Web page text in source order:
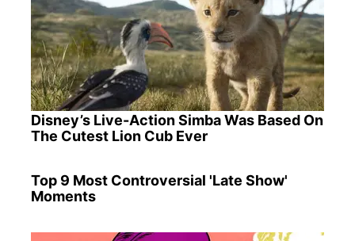
Disney’s Live-Action Simba Was Based On
The Cutest Lion Cub Ever
Top 9 Most Controversial 'Late Show'
Moments